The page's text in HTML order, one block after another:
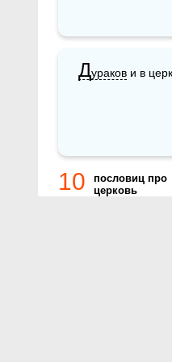
Дураков и в
10
пословиц про
церковь